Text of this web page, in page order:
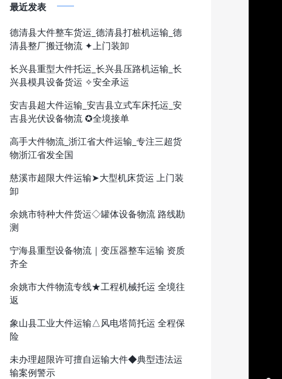
最近发表
德清县大件整车货运_德清县打桩机运输_德
清县整厂搬迁物流 ✦上门装卸
长兴县重型大件托运_长兴县压路机运输_长
兴县模具设备货运 ✧安全承运
安吉县超大件运输_安吉县立式车床托运_安
吉县光伏设备物流 ✪全境接单
高手大件物流_浙江省大件运输_专注三超货
物浙江省发全国
慈溪市超限大件运输➤大型机床货运 上门装
卸
余姚市特种大件货运◇罐体设备物流 路线勘
测
宁海县重型设备物流｜变压器整车运输 资质
齐全
余姚市大件物流专线★工程机械托运 全境往
返
象山县工业大件运输△风电塔筒托运 全程保
险
未办理超限许可擅自运输大件◆典型违法运
输案例警示